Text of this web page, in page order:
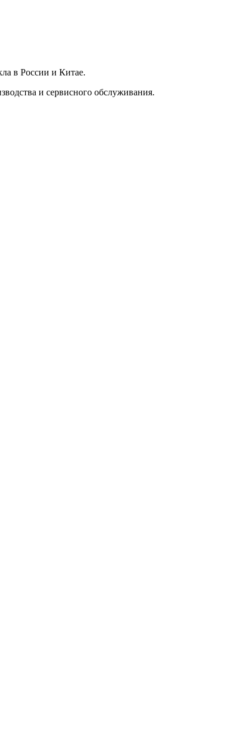
в России и Китае.
и сервисного обслуживания.